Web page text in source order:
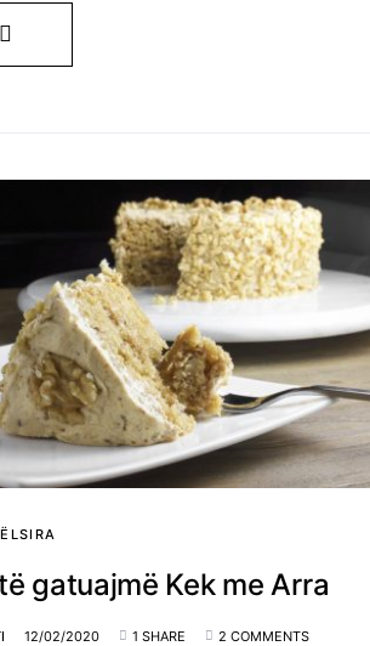
gatuajmë Kek me Arra
12/02/2020 1 SHARE 2 COMMENTS